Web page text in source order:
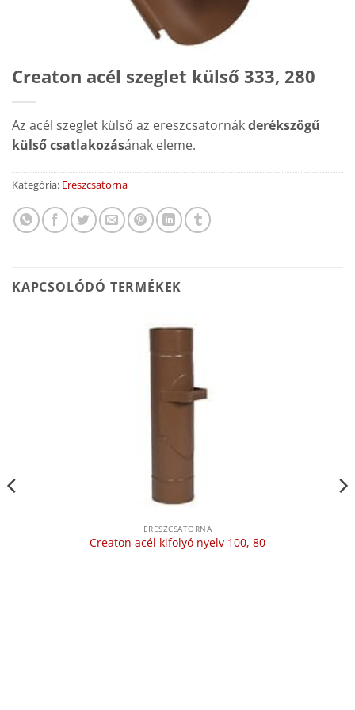
Creaton acél szeglet külső 333, 280
Az acél szeglet külső az ereszcsatornákderékszögű
külső csatlakozásának eleme.
Kategória: Ereszcsatorna
KAPCSOLÓDÓ TERMÉKEK
ERESZCSATORNA
Creaton acél kifolyó nyelv 100, 80